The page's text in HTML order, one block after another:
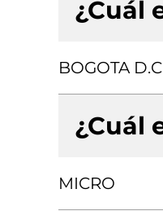
¿Cuál
BOGOTA
¿Cuál
MICRO